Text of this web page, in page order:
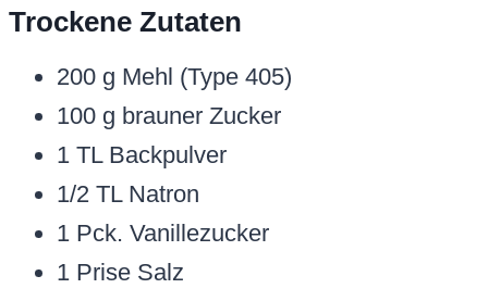
Trockene Zutaten
200 g Mehl (Type 405)
100 g brauner Zucker
1 TL Backpulver
1/2 TL Natron
1 Pck. Vanillezucker
1 Prise Salz